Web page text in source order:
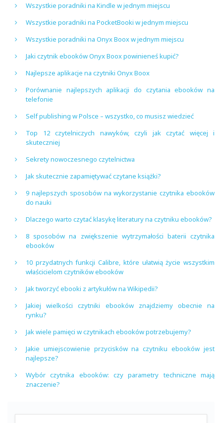
Wszystkie poradniki na Kindle w jednym miejscu
Wszystkie poradniki na PocketBooki w jednym miejscu
Wszystkie poradniki na Onyx Boox w jednym miejscu
Jaki czytnik ebooków Onyx Boox powinieneś kupić?
Najlepsze aplikacje na czytniki Onyx Boox
Porównanie najlepszych aplikacji do czytania ebooków na
telefonie
Self publishing w Polsce – wszystko, co musisz wiedzieć
Top 12 czytelniczych nawyków, czyli jak czytać więcej i
skuteczniej
Sekrety nowoczesnego czytelnictwa
Jak skutecznie zapamiętywać czytane książki?
9 najlepszych sposobów na wykorzystanie czytnika ebooków
do nauki
Dlaczego warto czytać klasykę literatury na czytniku ebooków?
8 sposobów na zwiększenie wytrzymałości baterii czytnika
ebooków
10 przydatnych funkcji Calibre, które ułatwią życie wszystkim
właścicielom czytników ebooków
Jak tworzyć ebooki z artykułów na Wikipedii?
Jakiej wielkości czytniki ebooków znajdziemy obecnie na
rynku?
Jak wiele pamięci w czytnikach ebooków potrzebujemy?
Jakie umiejscowienie przycisków na czytniku ebooków jest
najlepsze?
Wybór czytnika ebooków: czy parametry techniczne mają
znaczenie?